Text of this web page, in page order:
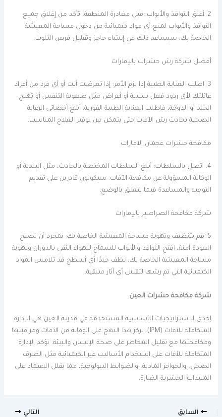
2. أغلق النوافذ والأبواب: قبل مغادرة المنطقة، تأكد من إغلاق جميع
النوافذ والأبواب لمنع أي مواد كيميائية من دخول مساحة المعيشة
الخاصة بك. سيساعد ذلك في إنشاء حاجز وتقليل فرص التلوث.
أفضل شركة رش حشرات بالإمارات
3. اطلب العناية الطبية إذا لزم الأمر: إذا تعرضت أنت أو أي فرد من أفراد
عائلتك لأي ردود فعل سلبية أو أعراض مثل صعوبة التنفس أو تهيج
الجلد أو الدوخة، فاطلب العناية الطبية الفورية. أبلغ أخصائي الرعاية
الصحية بحادث رش الآفات حتى يتمكن من توفير العلاج المناسب.
مكافحة حشرات عجمان الامارات
4. اتصل بالسلطات: أبلغ السلطات المختصة بالحادث، مثل البلدية أو
الوكالة المسؤولة عن مكافحة الآفات. سيكونون قادرين على تقديم
التوجيه والمساعدة فيما يتعلق بالوضع.
شركة مكافحة الصراصير بالإمارات
5. قم بتنظيف وتهوية مساحة المعيشة الخاصة بك: بمجرد أن تصبح
العودة آمنة، افتح النوافذ والأبواب للسماح للهواء النقي بالدوران وتهوية
مساحة المعيشة الخاصة بك. نظف جيدًا أي أسطح قد تلامس المواد
الكيميائية التي تم رشها لتقليل أي آثار متبقية.
شركة مكافحة حشرات العين
إحدى الاستراتيجيات الأساسية المستخدمة في مدينة العين هي الإدارة
المتكاملة للآفات (IPM). يركز هذا النهج على الوقاية من الآفات ومراقبتها
ومكافحتها مع تقليل المخاطر على صحة الإنسان والبيئة. تؤكد الإدارة
المتكاملة للآفات على استخدام الأساليب غير الكيميائية مثل الصرف
الصحي، والحواجز المادية، والضوابط البيولوجية، مما يقلل الاعتماد على
المبيدات الحشرية الضارة.
السابق التالي